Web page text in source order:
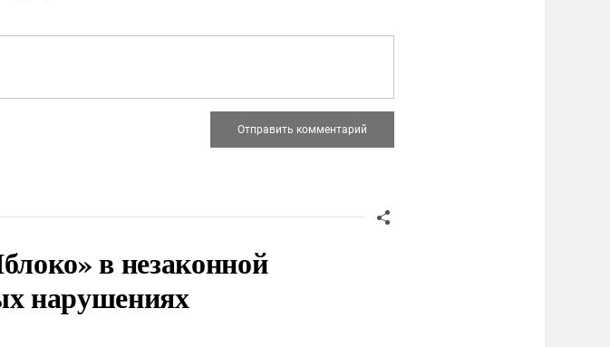
в незаконной
нарушениях